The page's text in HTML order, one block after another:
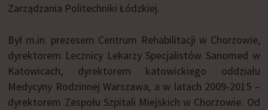
Zarządzania Politechniki Łódzkiej.
Był m.in. prezesem Centrum Rehabilitacji w Chorzowie,
dyrektorem Lecznicy Lekarzy Specjalistów Sanomed w
Katowicach, dyrektorem katowickiego oddziału
Medycyny Rodzinnej Warszawa, a w latach 2009-2015 –
dyrektorem Zespołu Szpitali Miejskich w Chorzowie. Od